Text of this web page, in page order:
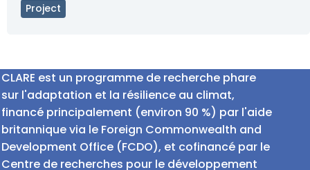
Project
CLARE est un programme de recherche phare
sur l'adaptation et la résilience au climat,
financé principalement (environ 90 %) par l'aide
britannique via le Foreign Commonwealth and
Development Office (FCDO), et cofinancé par le
Centre de recherches pour le développement